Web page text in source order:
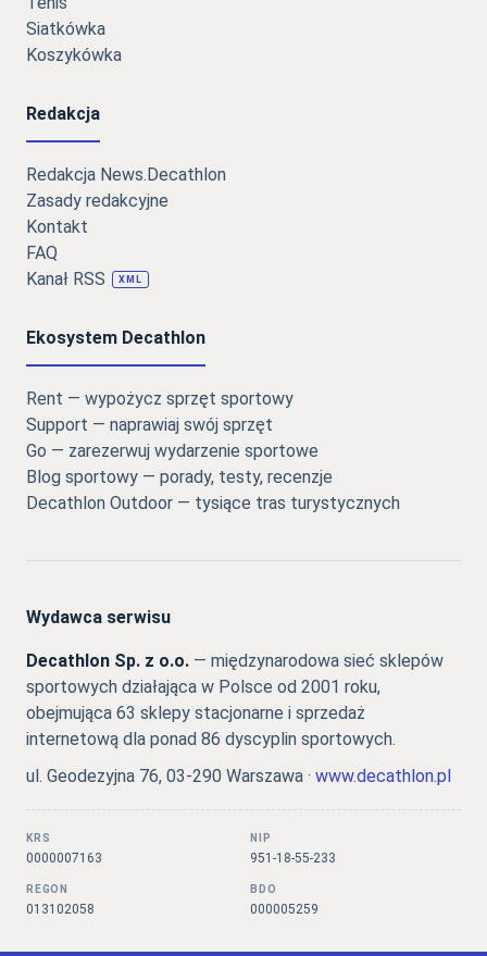
Siatkówka
Koszykówka
Redakcja
Redakcja News.Decathlon
Zasady redakcyjne
Kontakt
FAQ
Kanał RSS
XML
Ekosystem Decathlon
Rent — wypożycz sprzęt sportowy
Support — naprawiaj swój sprzęt
Go — zarezerwuj wydarzenie sportowe
Blog sportowy — porady, testy, recenzje
Decathlon Outdoor — tysiące tras turystycznych
Wydawca serwisu
Decathlon Sp. z o.o. — międzynarodowa sieć sklepów
sportowych działająca w Polsce od 2001 roku,
obejmująca 63 sklepy stacjonarne i sprzedaż
internetową dla ponad 86 dyscyplin sportowych.
ul. Geodezyjna 76, 03-290 Warszawa · www.decathlon.pl
KRS
0000007163
NIP
951-18-55-233
REGON
013102058
BDO
000005259